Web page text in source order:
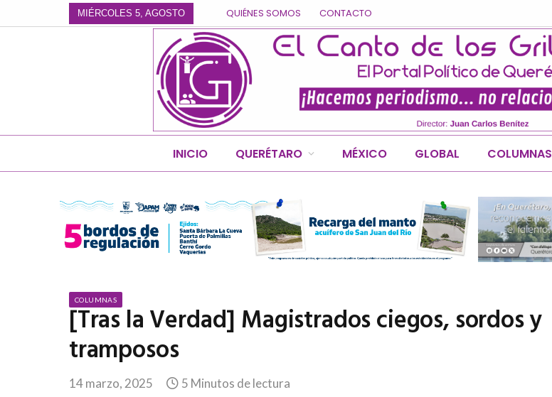
MIÉRCOLES 5, AGOSTO QUIÉNES SOMOS CONTACTO
INICIO QUERÉTARO MÉXICO GLOBAL COLUMNAS
COLUMNAS
[Tras la Verdad] Magistrados ciegos, sordos y
tramposos
14 marzo, 2025 5 Minutos de lectura